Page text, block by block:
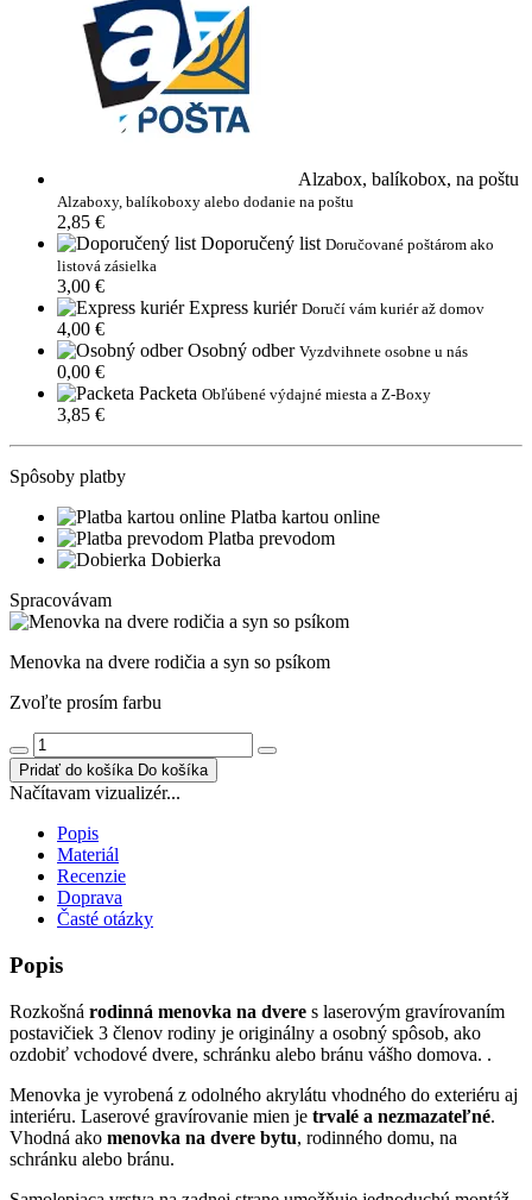
Alzabox, balíkobox, na poštu
Alzaboxy, balíkoboxy alebo dodanie na poštu
2,85 €
Doporučený list Doručované poštárom ako
listová zásielka
3,00 €
Express kuriér Doručí vám kuriér až domov
4,00 €
Osobný odber Vyzdvihnete osobne u nás
0,00 €
Packeta Obľúbené výdajné miesta a Z-Boxy
3,85 €
Spôsoby platby
Platba kartou online
Platba prevodom
Dobierka
Spracovávam
Menovka na dvere rodičia a syn so psíkom
Zvoľte prosím farbu
Pridať do košíka Do košíka
Načítavam vizualizér...
Popis
Materiál
Recenzie
Doprava
Časté otázky
Popis
Rozkošná rodinná menovka na dvere s laserovým gravírovaním
postavičiek 3 členov rodiny je originálny a osobný spôsob, ako
ozdobiť vchodové dvere, schránku alebo bránu vášho domova. .
Menovka je vyrobená z odolného akrylátu vhodného do exteriéru aj
interiéru. Laserové gravírovanie mien je trvalé a nezmazateľné.
Vhodná ako menovka na dvere bytu, rodinného domu, na
schránku alebo bránu.